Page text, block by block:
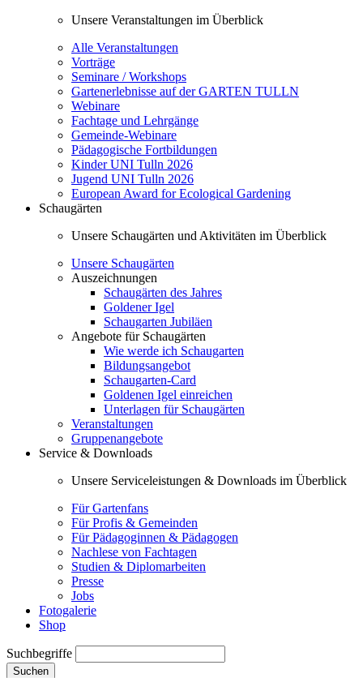
Unsere Veranstaltungen im Überblick
Alle Veranstaltungen
Vorträge
Seminare / Workshops
Gartenerlebnisse auf der GARTEN TULLN
Webinare
Fachtage und Lehrgänge
Gemeinde-Webinare
Pädagogische Fortbildungen
Kinder UNI Tulln 2026
Jugend UNI Tulln 2026
European Award for Ecological Gardening
Schaugärten
Unsere Schaugärten und Aktivitäten im Überblick
Unsere Schaugärten
Auszeichnungen
Schaugärten des Jahres
Goldener Igel
Schaugarten Jubiläen
Angebote für Schaugärten
Wie werde ich Schaugarten
Bildungsangebot
Schaugarten-Card
Goldenen Igel einreichen
Unterlagen für Schaugärten
Veranstaltungen
Gruppenangebote
Service & Downloads
Unsere Serviceleistungen & Downloads im Überblick
Für Gartenfans
Für Profis & Gemeinden
Für Pädagoginnen & Pädagogen
Nachlese von Fachtagen
Studien & Diplomarbeiten
Presse
Jobs
Fotogalerie
Shop
Suchbegriffe
Suchen